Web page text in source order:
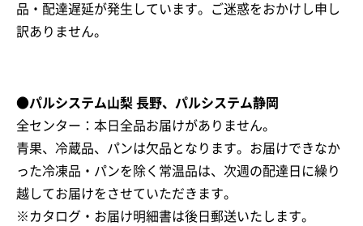
品・配達遅延が発生しています。ご迷惑をおかけし申し
訳ありません。
●パルシステム山梨 長野、パルシステム静岡
全センター：本日全品お届けがありません。
青果、冷蔵品、パンは欠品となります。お届けできなか
った冷凍品・パンを除く常温品は、次週の配達日に繰り
越してお届けをさせていただきます。
※カタログ・お届け明細書は後日郵送いたします。